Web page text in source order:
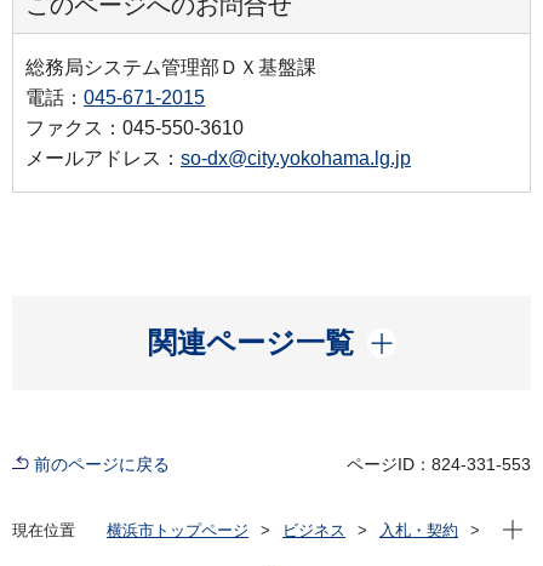
総務局システム管理部ＤＸ基盤課
電話： 045-671-2015
ファクス：045-550-3610
メールアドレス： so-dx@city.yokohama.lg.jp
関連ページ一覧
開く
前のページに戻る ページID：824-331-553
現在位置 横浜市トップページ ビジネス
入札・契約
現在